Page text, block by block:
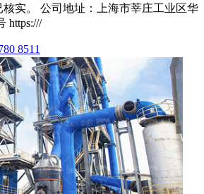
实。 公司地址：上海市莘庄工业区华
https:///
8511